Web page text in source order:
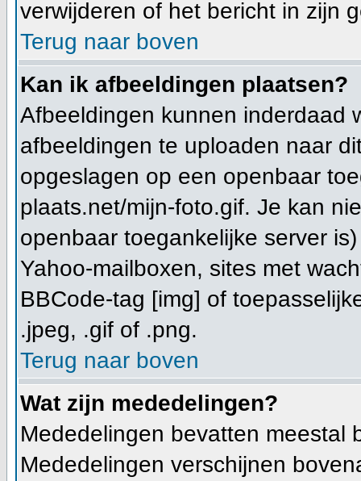
verwijderen of het bericht in zijn
Terug naar boven
Kan ik afbeeldingen plaatsen?
Afbeeldingen kunnen inderdaad
afbeeldingen te uploaden naar
opgeslagen op een openbaar
plaats.net/mijn-foto.gif. Je kan
openbaar toegankelijke server
Yahoo-mailboxen, sites met
BBCode-tag [img] of
.jpeg, .gif of .png.
Terug naar boven
Wat zijn mededelingen?
Mededelingen bevatten meestal
Mededelingen verschijnen